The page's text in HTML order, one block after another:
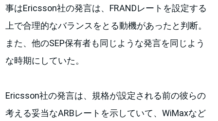
事はEricsson社の発言は、FRANDレートを設定する
上で合理的なバランスをとる動機があったと判断。
また、他のSEP保有者も同じような発言を同じよう
な時期にしていた。
Ericsson社の発言は、規格が設定される前の彼らの
考える妥当なARBレートを示していて、WiMaxなど